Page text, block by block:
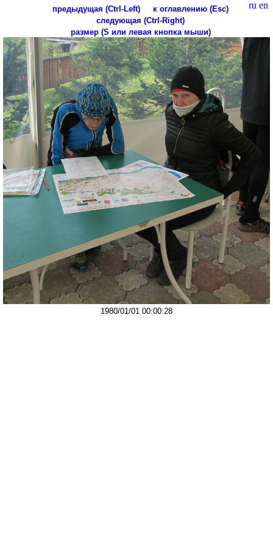
ru en
предыдущая (Ctrl-Left)
к оглавлению (Esc)
следующая (Ctrl-Right)
размер (S или левая кнопка мыши)
1980/01/01 00:00:28